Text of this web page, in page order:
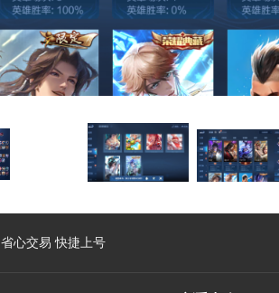
省心交易 快捷上号